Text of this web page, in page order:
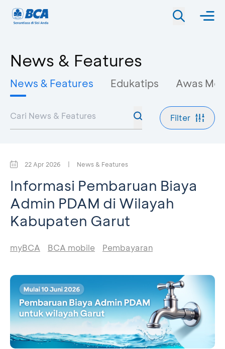
News & Features
News & Features Edukatips Awas
Filter
22 Apr 2026 | News & Features
Informasi Pembaruan Biaya
Admin PDAM di Wilayah
Kabupaten Garut
myBCA BCA mobile Pembayaran